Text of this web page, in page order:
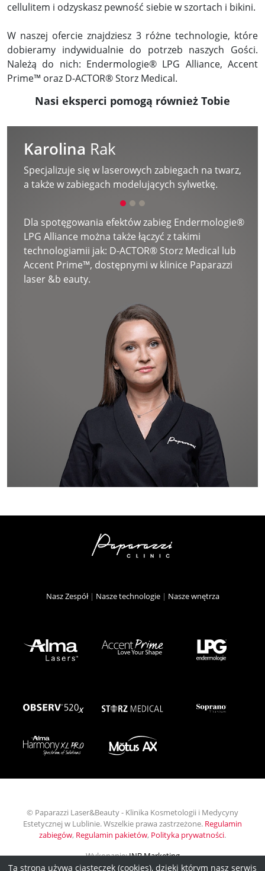
cellulitem i odzyskasz pewność siebie w szortach i bikini.
W naszej ofercie znajdziesz 3 różne technologie, które
dobieramy indywidualnie do potrzeb naszych Gości.
Należą do nich: Endermologie® LPG Alliance, Accent
Prime™ oraz D-ACTOR® Storz Medical.
Nasi eksperci pomogą również Tobie
twarz,
lub
Natalia
Specjalizuje się w zabiegach na ciało oraz
depilacji laserowej.
W zabiegach Accent Prime dzięki
włókien kolagenowych do temperatury 40-
stopni struktura skóry ulega znacznej
osiągamy efekt liftingu, który polega na
uniesieniu owalu twarzy oraz zagęszczeniu i
© Paparazzi Laser&Beauty - Klinika Kosmetologii i Medycyny
Estetycznej w Lublinie. Wszelkie prawa zastrzeżone.Regulamin
Ta strona używa ciasteczek (cookies), dzięki którym nasz serwis